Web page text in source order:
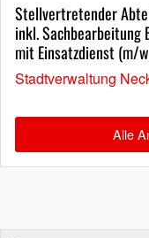
Stellvertretender
inkl. Sachbearbeitung
mit Einsatzdienst (m/
Stadtverwaltung
Alle